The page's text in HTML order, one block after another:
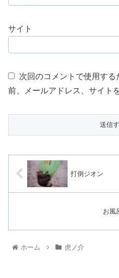
サイト
次回のコメントで使用す
前、メールアドレス、サイト
打倒ジオン
お風
ホーム 虎ノ介